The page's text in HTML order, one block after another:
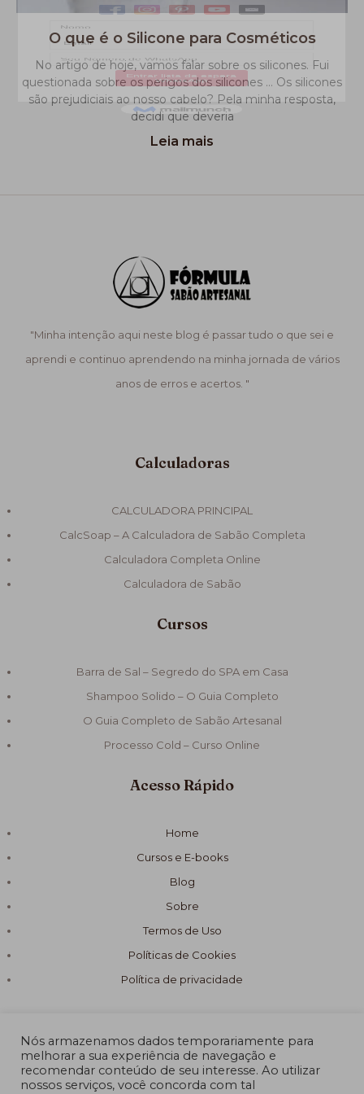
O que é o Silicone para Cosméticos
No artigo de hoje, vamos falar sobre os silicones. Fui
questionada sobre os perigos dos silicones … Os silicones
são prejudiciais ao nosso cabelo? Pela minha resposta,
decidi que deveria
Leia mais
"Minha intenção aqui neste blog é passar tudo o que sei e
aprendi e continuo aprendendo na minha jornada de vários
anos de erros e acertos. "
Calculadoras
CALCULADORA PRINCIPAL
CalcSoap – A Calculadora de Sabão Completa
Calculadora Completa Online
Calculadora de Sabão
Cursos
Barra de Sal – Segredo do SPA em Casa
Shampoo Solido – O Guia Completo
O Guia Completo de Sabão Artesanal
Processo Cold – Curso Online
Acesso Rápido
Home
Cursos e E-books
Blog
Sobre
Termos de Uso
Políticas de Cookies
Política de privacidade
© 2026 Fórmula Sabão Artesanal
Nós armazenamos dados temporariamente para
melhorar a sua experiência de navegação e
recomendar conteúdo de seu interesse. Ao utilizar
nossos serviços, você concorda com tal